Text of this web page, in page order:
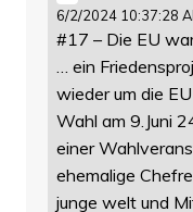
6/2/2024 10:37:28
#17 – Die EU
… ein
wieder um die
Wahl am 9.Juni
einer
ehemalige
junge welt und